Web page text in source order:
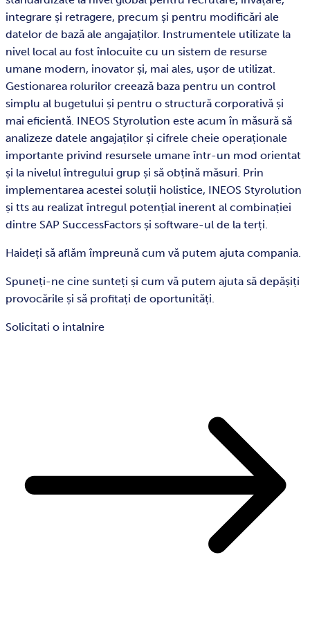
integrare și retragere, precum și pentru modificări ale
datelor de bază ale angajaților. Instrumentele utilizate la
nivel local au fost înlocuite cu un sistem de resurse
umane modern, inovator și, mai ales, ușor de utilizat.
Gestionarea rolurilor creează baza pentru un control
simplu al bugetului și pentru o structură corporativă și
mai eficientă. INEOS Styrolution este acum în măsură să
analizeze datele angajaților și cifrele cheie operaționale
importante privind resursele umane într-un mod orientat
și la nivelul întregului grup și să obțină măsuri. Prin
implementarea acestei soluții holistice, INEOS Styrolution
și tts au realizat întregul potențial inerent al combinației
dintre SAP SuccessFactors și software-ul de la terți.
Haideți să aflăm împreună cum vă putem ajuta compania.
Spuneți-ne cine sunteți și cum vă putem ajuta să depășiți
provocările și să profitați de oportunități.
Solicitati o intalnire